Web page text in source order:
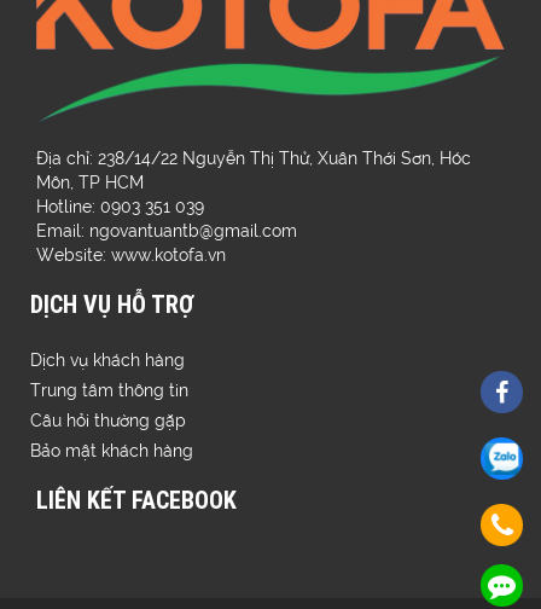
Địa chỉ: 238/14/22 Nguyễn Thị Thử, Xuân Thới Sơn, Hóc
Môn, TP HCM
Hotline: 0903 351 039
Email: ngovantuantb@gmail.com
Website: www.kotofa.vn
DỊCH VỤ HỖ TRỢ
Dịch vụ khách hàng
Trung tâm thông tin
Câu hỏi thường gặp
Bảo mật khách hàng
LIÊN KẾT FACEBOOK